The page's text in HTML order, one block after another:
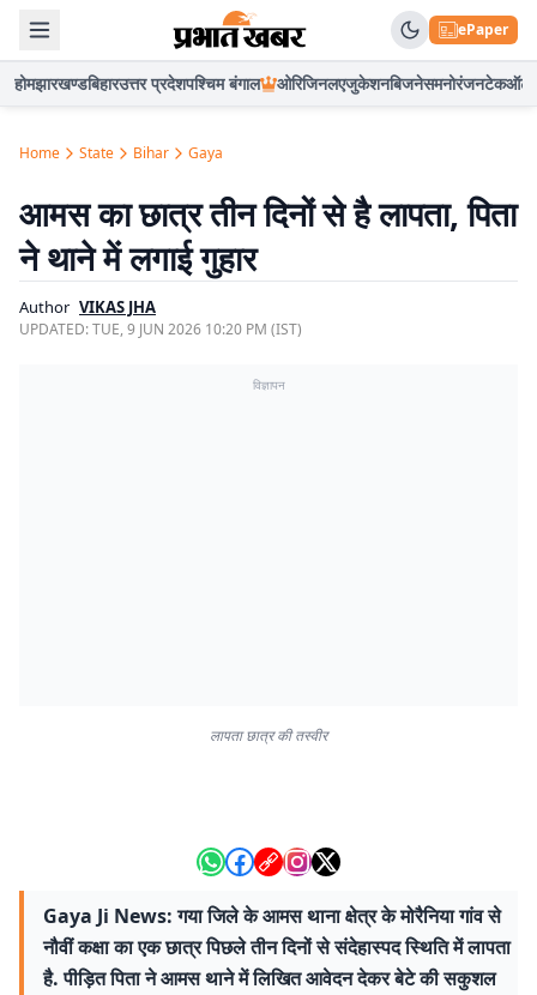
ePaper
होमझारखण्डबिहारउत्तर प्रदेशपश्चिम बंगाल ओरिजिनलएजुकेशनबिजनेसमनोरंजनटेकऑटो
Home State Bihar Gaya
आमस का छात्र तीन दिनों से है लापता, पिता
ने थाने में लगाई गुहार
Author VIKAS JHA
UPDATED:TUE, 9 JUN 2026 10:20 PM (IST)
विज्ञापन
लापता छात्र की तस्वीर
Gaya Ji News: गया जिले के आमस थाना क्षेत्र के मोरैनिया गांव से
नौवीं कक्षा का एक छात्र पिछले तीन दिनों से संदेहास्पद स्थिति में लापता
है. पीड़ित पिता ने आमस थाने में लिखित आवेदन देकर बेटे की सकुशल